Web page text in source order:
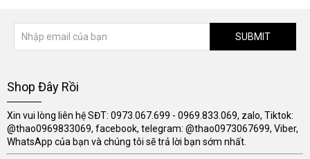
SUBMIT
Shop Đây Rồi
Xin vui lòng liên hệ SĐT: 0973.067.699 - 0969.833.069, zalo, Tiktok:
@thao0969833069, facebook, telegram: @thao0973067699, Viber,
WhatsApp của bạn và chúng tôi sẽ trả lời bạn sớm nhất.